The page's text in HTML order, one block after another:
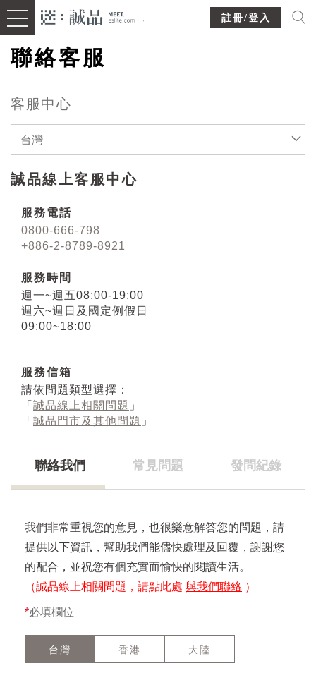
註冊/登入
聯絡客服
客服中心
台灣
誠品線上客服中心
服務電話
0800-666-798
+886-2-8789-8921
服務時間
週一~週五08:00-19:00
週六~週日及國定例假日
09:00~18:00
服務信箱
請依問題類型選擇：
「 誠品線上相關問題 」
「 誠品門市及其他問題 」
聯絡我們 常見問題 發問紀錄
我們非常重視您的意見，也很樂意解答您的問題，請
提供以下資訊，幫助我們能儘快處理及回覆，謝謝您
的配合，並祝您有個充實而愉快的閱讀生活。
（誠品線上相關問題，請點此處 與我們聯絡 ）
*必填欄位
台灣 香港 大陸